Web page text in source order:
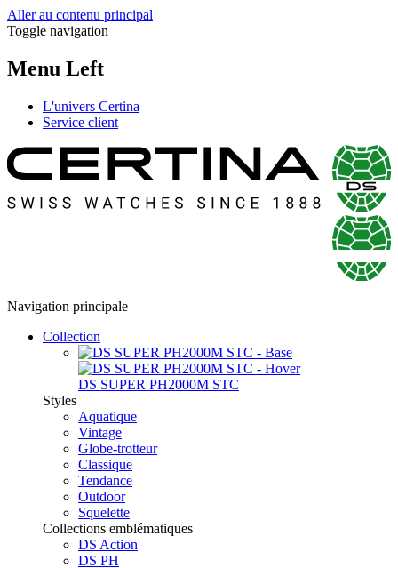
Aller au contenu principal
Toggle navigation
Menu Left
L'univers Certina
Service client
Navigation principale
Collection
DS SUPER PH2000M STC
Styles
Aquatique
Vintage
Globe-trotteur
Classique
Tendance
Outdoor
Squelette
Collections emblématiques
DS Action
DS PH